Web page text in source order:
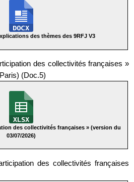
des thèmes des 9RFJ V3
des collectivités françaises »
(Doc.5)
des collectivités françaises » (version du
03/07/2026)
des collectivités françaises